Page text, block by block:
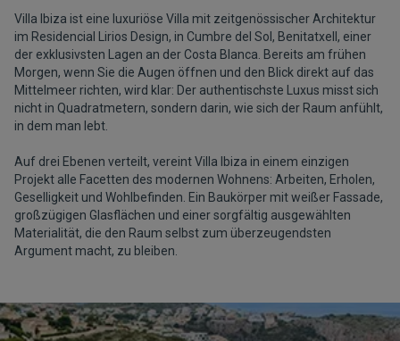
Villa Ibiza ist eine luxuriöse Villa mit zeitgenössischer Architektur
im Residencial Lirios Design, in Cumbre del Sol, Benitatxell, einer
der exklusivsten Lagen an der Costa Blanca. Bereits am frühen
Morgen, wenn Sie die Augen öffnen und den Blick direkt auf das
Mittelmeer richten, wird klar: Der authentischste Luxus misst sich
nicht in Quadratmetern, sondern darin, wie sich der Raum anfühlt,
in dem man lebt.
Auf drei Ebenen verteilt, vereint Villa Ibiza in einem einzigen
Projekt alle Facetten des modernen Wohnens: Arbeiten, Erholen,
Geselligkeit und Wohlbefinden. Ein Baukörper mit weißer Fassade,
großzügigen Glasflächen und einer sorgfältig ausgewählten
Materialität, die den Raum selbst zum überzeugendsten
Argument macht, zu bleiben.